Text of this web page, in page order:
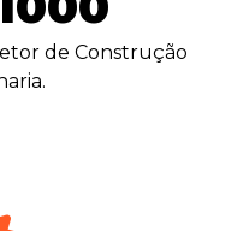
de Construção
funcionalidades
desaparecerão
do site.